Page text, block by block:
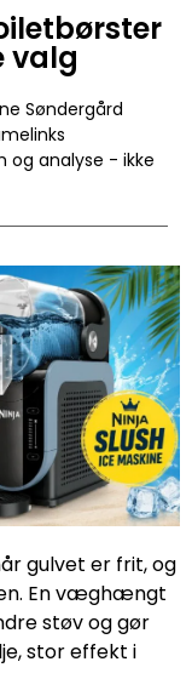
valg
Søndergård
og analyse - ikke
gulvet er frit, og
En væghængt
støv og gør
stor effekt i